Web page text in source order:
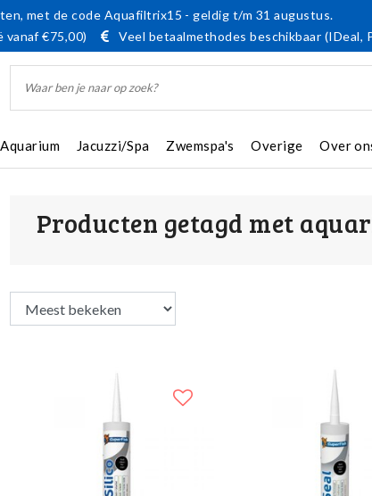
met de code Aquafiltrix15 - geldig t/m 31 augustus.
vanaf €75,00)
Veel betaalmethodes beschikbaar (IDeal,
Aquarium Jacuzzi/Spa Zwemspa's Overige Over
Producten getagd met